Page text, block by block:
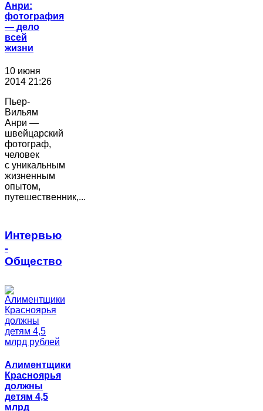
Анри:
фотография
― дело
всей
жизни
10 июня
2014 21:26
Пьер-
Вильям
Анри —
швейцарский
фотограф,
человек
с уникальным
жизненным
опытом,
путешественник,...
Интервью
-
Общество
Алиментщики
Красноярья
должны
детям 4,5
млрд